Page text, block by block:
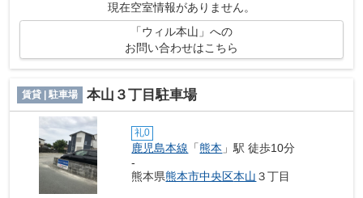
現在空室情報がありません。
「ウィル本山」への
お問い合わせはこちら
賃貸 | 駐車場 本山３丁目駐車場
礼0
鹿児島本線 「熊本 」駅 徒歩10分
-
熊本県熊本市中央区本山 ３丁目